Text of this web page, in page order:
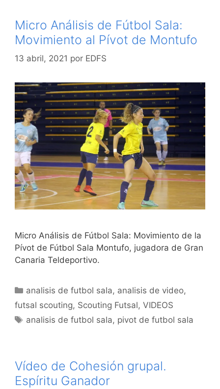
Micro Análisis de Fútbol Sala:
Movimiento al Pívot de Montufo
13 abril, 2021 por EDFS
Micro Análisis de Fútbol Sala: Movimiento de la
Pívot de Fútbol Sala Montufo, jugadora de Gran
Canaria Teldeportivo.
Categorías
analisis de futbol sala, analisis de video,
futsal scouting, Scouting Futsal, VIDEOS
Etiquetas
analisis de futbol sala, pivot de futbol sala
Vídeo de Cohesión grupal.
Espíritu Ganador